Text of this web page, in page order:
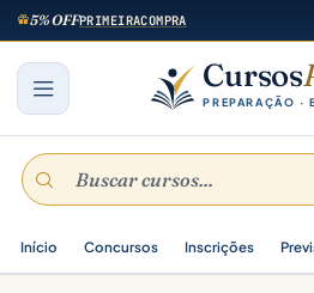
5% OFFPRIMEIRACOMPRA
Cursos
PREPARAÇÃO ·
Início Concursos Inscrições